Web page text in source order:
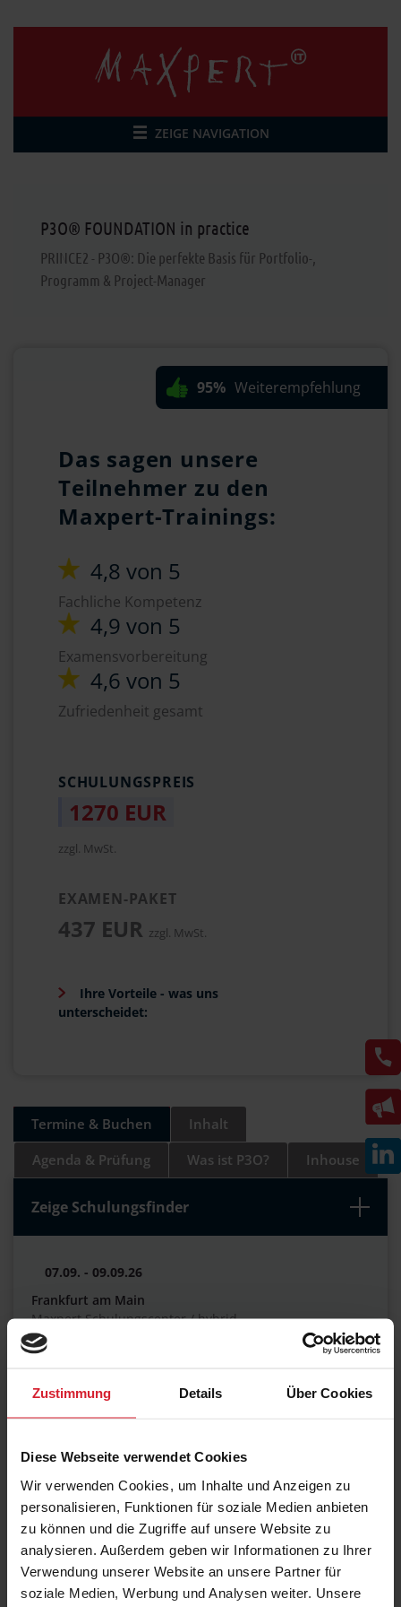
Zustimmung Details Über Cookies
Diese Webseite verwendet Cookies
Wir verwenden Cookies, um Inhalte und Anzeigen zu
personalisieren, Funktionen für soziale Medien anbieten
zu können und die Zugriffe auf unsere Website zu
analysieren. Außerdem geben wir Informationen zu Ihrer
Verwendung unserer Website an unsere Partner für
soziale Medien, Werbung und Analysen weiter. Unsere
ZEIGE NAVIGATION
P3O® FOUNDATION in practice
PRINCE2 - P3O®: Die perfekte Basis für Portfolio-,
Programm & Project-Manager
95% Weiterempfehlung
Das sagen unsere
Teilnehmer zu den
Maxpert-Trainings:
4,8 von 5
Fachliche Kompetenz
4,9 von 5
Examensvorbereitung
4,6 von 5
Zufriedenheit gesamt
SCHULUNGSPREIS
1270 EUR
zzgl. MwSt.
EXAMEN-PAKET
437 EUR zzgl. MwSt.
Ihre Vorteile - was uns
unterscheidet:
Termine & Buchen
Inhalt
Agenda & Prüfung
Was ist P3O? Inhouse
Zeige Schulungsfinder
07.09. - 09.09.26
Frankfurt am Main
Maxpert Schulungscenter / hybrid
€ 1.270,00
07.09. - 09.09.26
Online LIVE
€ 1.270,00
09.11. - 11.11.26
Online LIVE